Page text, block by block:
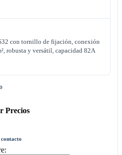
con tornillo de fijación, conexión
robusta y versátil, capacidad 82A
Precios
contacto